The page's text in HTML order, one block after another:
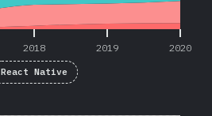
2018 2019 2020
React Native